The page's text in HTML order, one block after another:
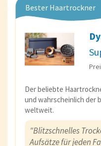
Bester Haartrockner
Der beliebte
und wahrscheinlich der
weltweit.
"Blitzschnelles
Aufsätze für jeden